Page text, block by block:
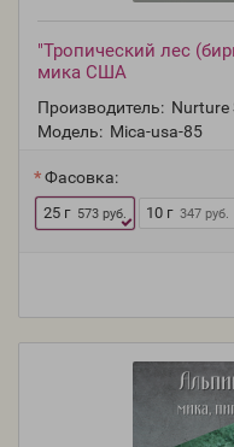
"Тропический лес
мика США
Производитель:
Модель: Mica-usa-85
Фасовка:
25 г 573 руб. 10 г 347 руб.